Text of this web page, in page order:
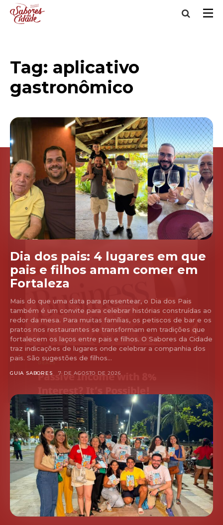
Tag: aplicativo
gastronômico
Dia dos pais: 4 lugares em que
pais e filhos amam comer em
Fortaleza
Mais do que uma data para presentear, o Dia dos Pais
também é um convite para celebrar histórias construídas ao
redor da mesa. Para muitas famílias, os petiscos de bar e os
pratos nos restaurantes se transformam em tradições que
fortalecem os laços entre pais e filhos. O Sabores da Cidade
traz indicações de lugares onde celebrar a companhia dos
pais. São sugestões de filhos...
GUIA SABORES 7 DE AGOSTO DE 2026